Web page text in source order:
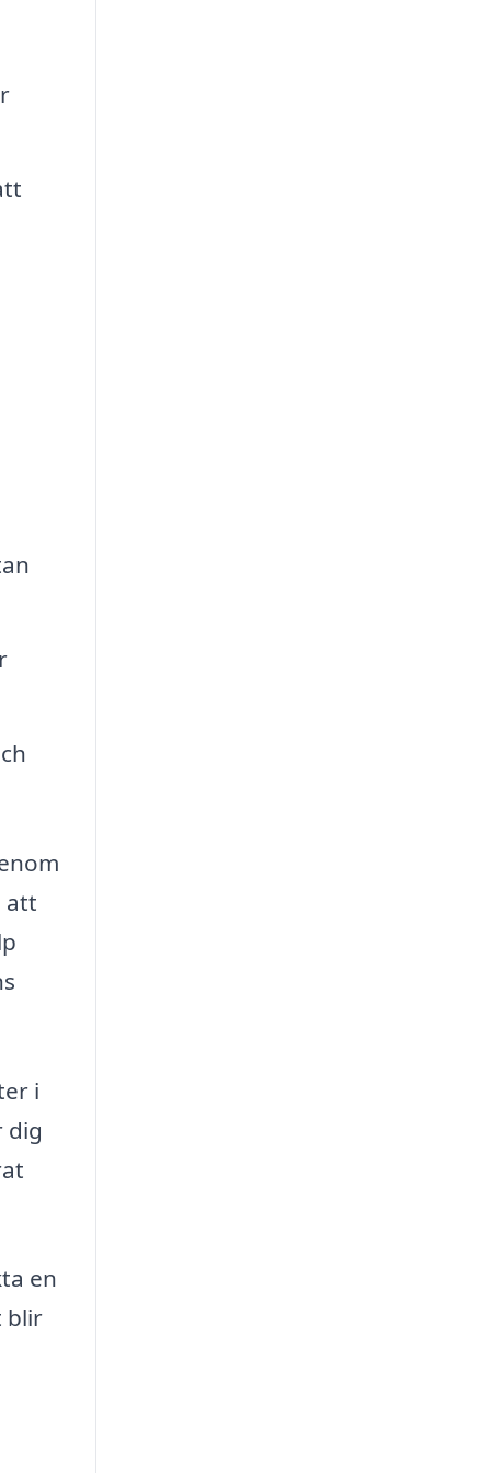
att
i
dig
en
blir